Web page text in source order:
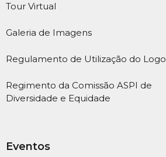
Tour Virtual
Galeria de Imagens
Regulamento de Utilização do Logo
Regimento da Comissão ASPI de
Diversidade e Equidade
Eventos